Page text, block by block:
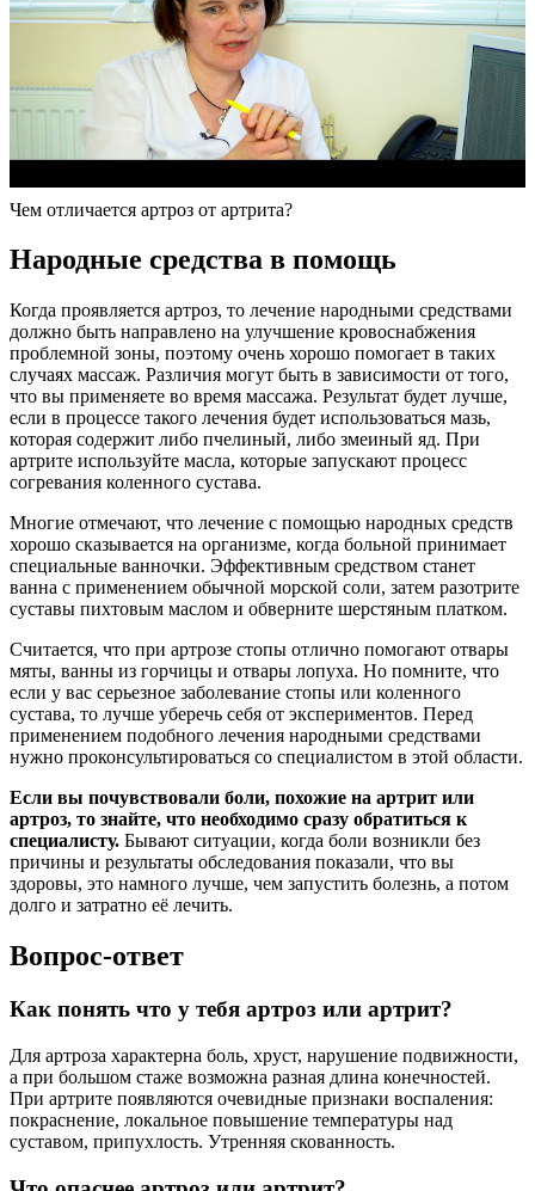
Чем отличается артроз от артрита?
Народные средства в помощь
Когда проявляется артроз, то лечение народными средствами
должно быть направлено на улучшение кровоснабжения
проблемной зоны, поэтому очень хорошо помогает в таких
случаях массаж. Различия могут быть в зависимости от того,
что вы применяете во время массажа. Результат будет лучше,
если в процессе такого лечения будет использоваться мазь,
которая содержит либо пчелиный, либо змеиный яд. При
артрите используйте масла, которые запускают процесс
согревания коленного сустава.
Многие отмечают, что лечение с помощью народных средств
хорошо сказывается на организме, когда больной принимает
специальные ванночки. Эффективным средством станет
ванна с применением обычной морской соли, затем разотрите
суставы пихтовым маслом и обверните шерстяным платком.
Считается, что при артрозе стопы отлично помогают отвары
мяты, ванны из горчицы и отвары лопуха. Но помните, что
если у вас серьезное заболевание стопы или коленного
сустава, то лучше уберечь себя от экспериментов. Перед
применением подобного лечения народными средствами
нужно проконсультироваться со специалистом в этой области.
Если вы почувствовали боли, похожие на артрит или
артроз, то знайте, что необходимо сразу обратиться к
специалисту. Бывают ситуации, когда боли возникли без
причины и результаты обследования показали, что вы
здоровы, это намного лучше, чем запустить болезнь, а потом
долго и затратно её лечить.
Вопрос-ответ
Как понять что у тебя артроз или артрит?
Для артроза характерна боль, хруст, нарушение подвижности,
а при большом стаже возможна разная длина конечностей.
При артрите появляются очевидные признаки воспаления:
покраснение, локальное повышение температуры над
суставом, припухлость. Утренняя скованность.